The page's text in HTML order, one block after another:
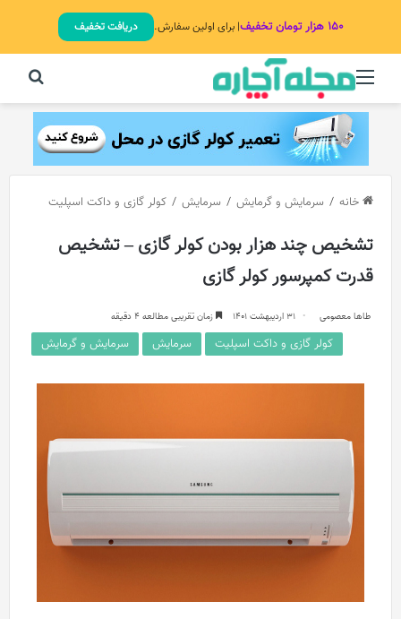
۱۵۰ هزار تومان تخفیف | برای اولین سفارش. دریافت تخفیف
منو
خانه / سرمایش و گرمایش / سرمایش / کولر گازی و داکت اسپلیت
تشخیص چند هزار بودن کولر گازی – تشخیص
قدرت کمپرسور کولر گازی
طاها معصومی 31 اردیبهشت 1401 زمان تقریبی مطالعه 4 دقیقه
کولر گازی و داکت اسپلیت سرمایش سرمایش و گرمایش